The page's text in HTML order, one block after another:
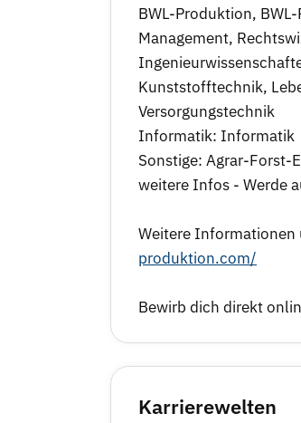
BWL-Produktion,
Management,
Kunststofftechnik,
Versorgungstechnik
Informatik: Informatik
Sonstige: Agrar-Forst-
weitere Infos - Werde
Weitere Informationen
produktion.com/
Bewirb dich direkt
Karrierewelten